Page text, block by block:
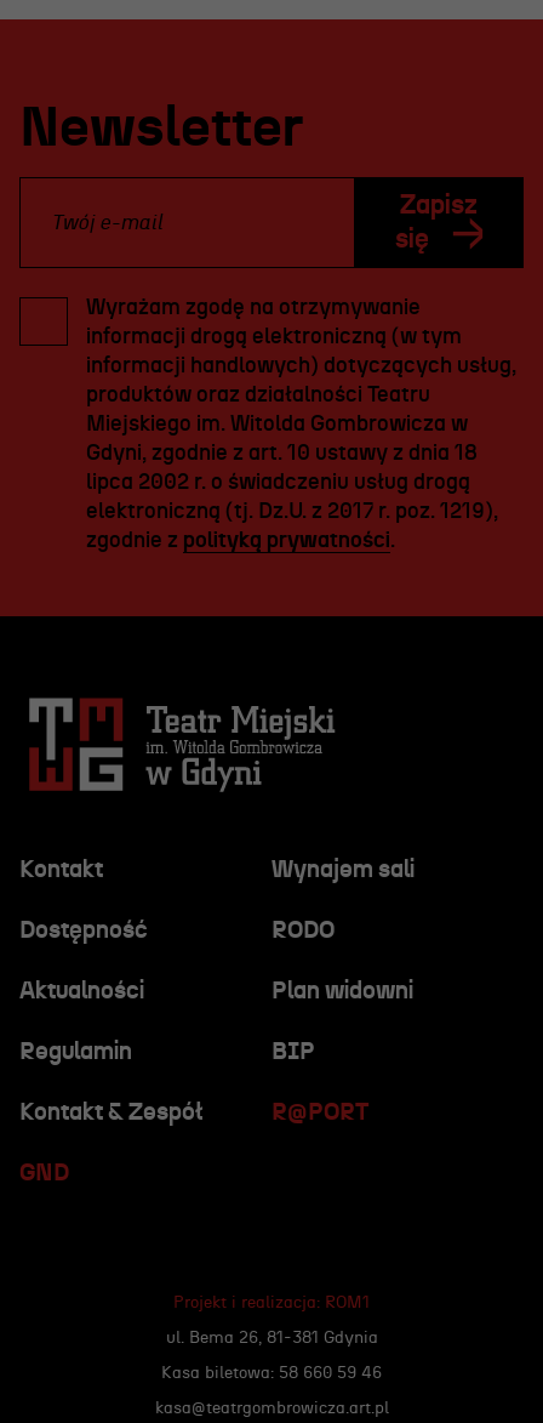
Newsletter
Zapisz
się
Wyrażam zgodę na otrzymywanie
informacji drogą elektroniczną (w tym
informacji handlowych) dotyczących usług,
produktów oraz działalności Teatru
Miejskiego im. Witolda Gombrowicza w
Gdyni, zgodnie z art. 10 ustawy z dnia 18
lipca 2002 r. o świadczeniu usług drogą
elektroniczną (tj. Dz.U. z 2017 r. poz. 1219),
zgodnie z polityką prywatności.
Kontakt Wynajem sali
Dostępność RODO
R@PORT
Aktualności Plan widowni
Regulamin BIP
GND
Kontakt & Zespół
Projekt i realizacja: ROM1
ul. Bema 26, 81-381 Gdynia
Kasa biletowa: 58 660 59 46
kasa@teatrgombrowicza.art.pl